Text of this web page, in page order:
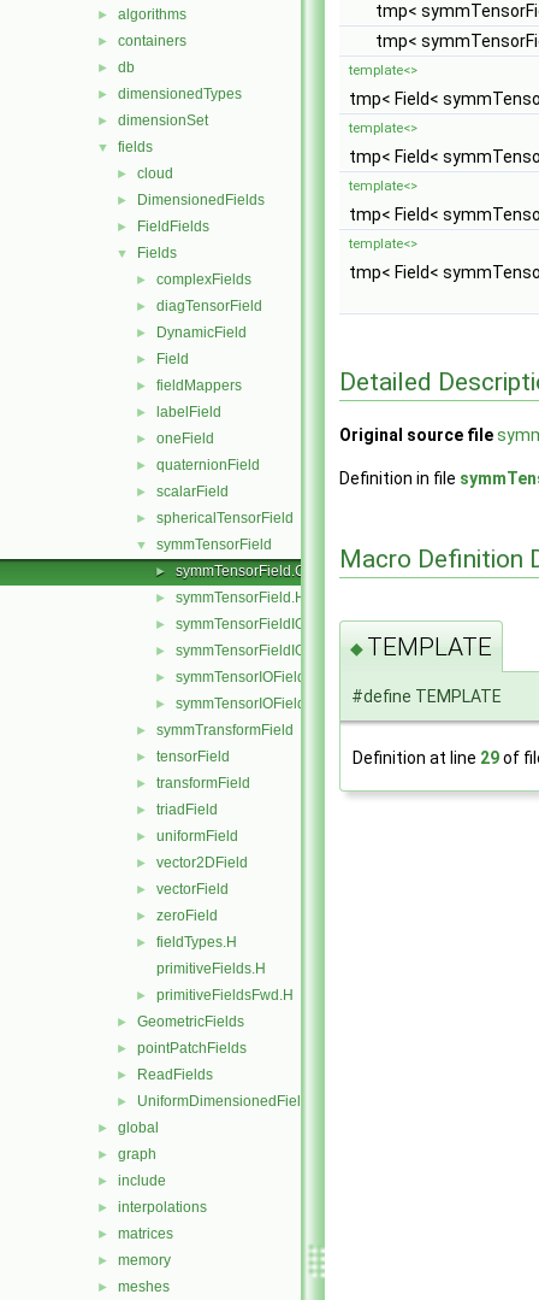
► algorithms
► containers
► db
► dimensionedTypes
► dimensionSet
▼ fields
► cloud
► DimensionedFields
► FieldFields
▼ Fields
► complexFields
► diagTensorField
► DynamicField
► Field
► fieldMappers
► labelField
► oneField
► quaternionField
► scalarField
► sphericalTensorField
▼ symmTensorField
► symmTensorField.C
► symmTensorField.H
► symmTensorFieldIOField.C
► symmTensorFieldIOField.H
► symmTensorIOField.C
► symmTensorIOField.H
► symmTransformField
► tensorField
► transformField
► triadField
► uniformField
► vector2DField
► vectorField
► zeroField
►
fieldTypes.H
primitiveFields.H
► primitiveFieldsFwd.H
► GeometricFields
► pointPatchFields
► ReadFields
► UniformDimensionedFields
► global
► graph
► include
► interpolations
► matrices
► memory
► meshes
tmp<
tmp<
template<>
tmp< Field<
template<>
tmp< Field<
template<>
tmp< Field<
template<>
tmp< Field<
Detailed
Original source file
Definition in file
Macro Definition
◆ TEMPLATE
#define TEMPLATE
Definition at line 29of